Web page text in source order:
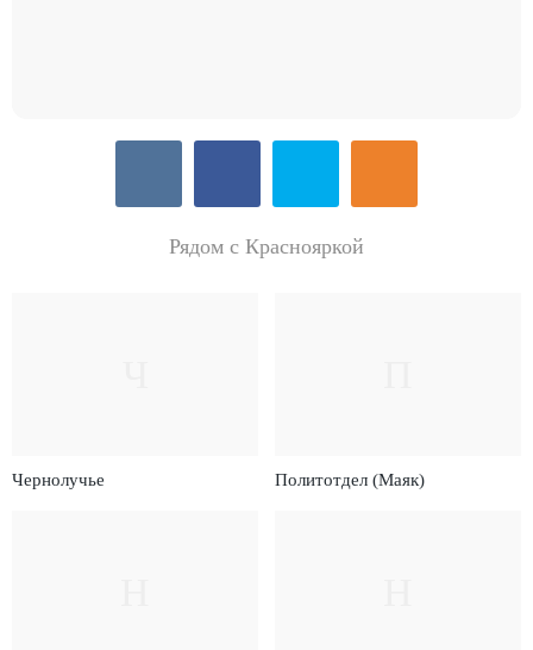
Рядом с Краснояркой
Чернолучье Политотдел (Маяк)